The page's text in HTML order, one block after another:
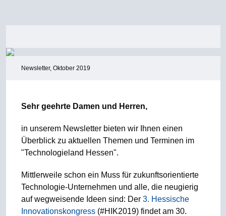
Newsletter, Oktober 2019
Sehr geehrte Damen und Herren,
in unserem Newsletter bieten wir Ihnen einen
Überblick zu aktuellen Themen und Terminen im
"Technologieland Hessen".
Mittlerweile schon ein Muss für zukunftsorientierte
Technologie-Unternehmen und alle, die neugierig
auf wegweisende Ideen sind: Der 3. Hessische
Innovationskongress(#HIK2019) findet am 30.